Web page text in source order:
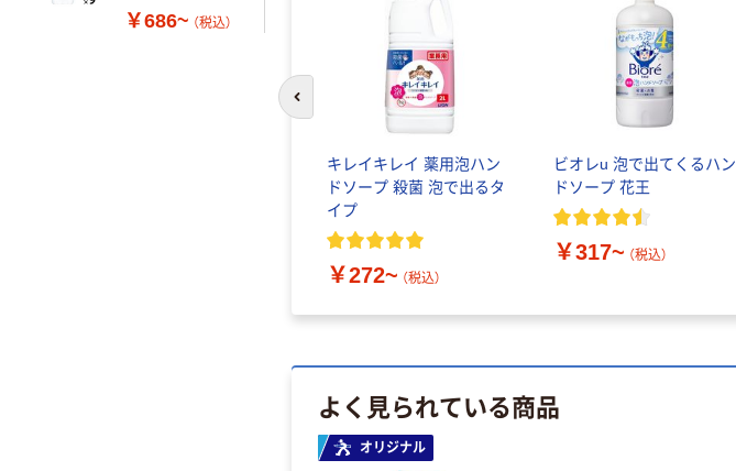
キレイキレイ 薬用泡ハン
ドソープ 殺菌 泡で出るタ
イプ
￥272~ （税込）
ビオレu 泡で出てくるハン
ドソープ 花王
￥317~ （税込）
前のスライドへ
よく見られている商品
オリジナル
トル
￥686~ （税込）